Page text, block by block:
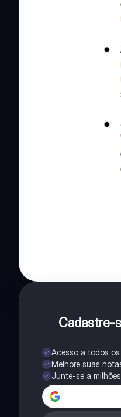
Cadastre-
Acesso a todos
Melhore suas
Junte-se a